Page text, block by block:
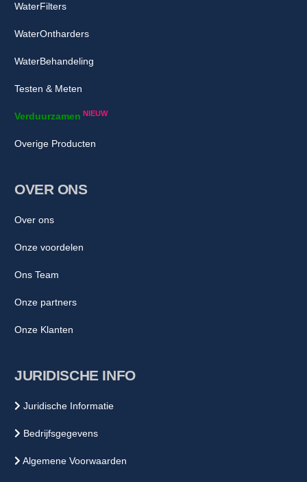
WaterFilters
WaterOntharders
WaterBehandeling
Testen & Meten
Verduurzamen NIEUW
Overige Producten
OVER ONS
Over ons
Onze voordelen
Ons Team
Onze partners
Onze Klanten
JURIDISCHE INFO
Juridische Informatie
Bedrijfsgegevens
Algemene Voorwaarden